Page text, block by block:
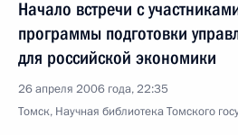
Начало встречи с
программы подготовки
для российской экономики
26 апреля 2006 года, 22:35
Томск, Научная библиотека Томского